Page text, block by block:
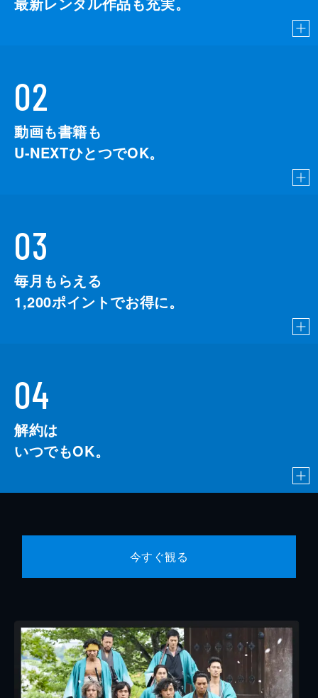
02
動画も書籍も
U-NEXTひとつでOK。
03
毎月もらえる
1,200ポイントでお得に。
04
解約は
いつでもOK。
今すぐ観る